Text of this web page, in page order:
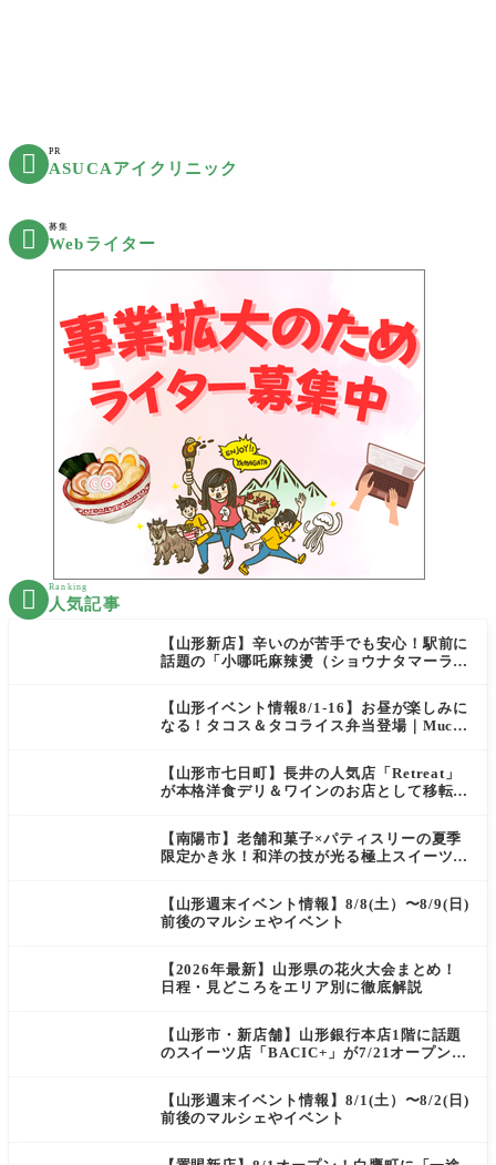
 PR
ASUCAアイクリニック
 募集
Webライター
 Ranking
人気記事
【山形新店】辛いのが苦手でも安心！駅前に
話題の「小哪吒麻辣燙（ショウナタマーラー
【山形イベント情報8/1-16】お昼が楽しみに
なる！タコス＆タコライス弁当登場｜Mucha
【山形市七日町】長井の人気店「Retreat」
が本格洋食デリ＆ワインのお店として移転オ
【南陽市】老舗和菓子×パティスリーの夏季
限定かき氷！和洋の技が光る極上スイーツ｜
【山形週末イベント情報】8/8(土）〜8/9(日)
前後のマルシェやイベント
【2026年最新】山形県の花火大会まとめ！
日程・見どころをエリア別に徹底解説
【山形市・新店舗】山形銀行本店1階に話題
のスイーツ店「BACIC+」が7/21オープン！
【山形週末イベント情報】8/1(土）〜8/2(日)
前後のマルシェやイベント